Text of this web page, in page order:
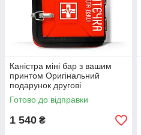
Каністра міні бар з вашим
принтом Оригінальний
подарунок другові
автовласнику автолюбителю
для гаража
Готово до відправки
1 540 ₴